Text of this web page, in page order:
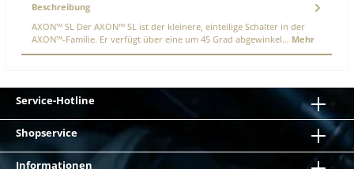
Beschreibung
AXON™ SL Der AXON™ SL ist der kleinere, einteilige Schalter in der
AXON™-Familie. Er verfügt über eine um 45 Grad abgewinkel… Mehr
Service-Hotline
Shopservice
Informationen